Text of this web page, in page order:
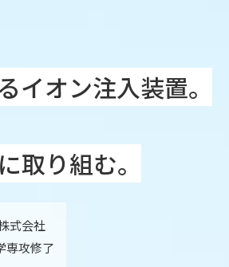
イオン注入装置。
取り組む。
式会社
専攻修了